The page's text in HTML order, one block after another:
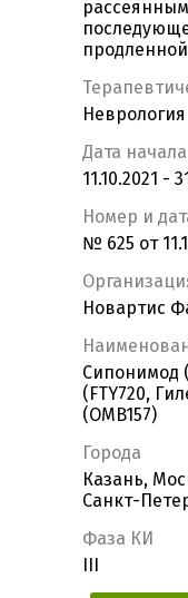
Неврология
Дата
11.10.2021 -
Номер и
№ 625 от
Новартис
Сипонимод
(FTY720,
(OMB157)
Города
Казань,
Санкт-
Фаза КИ